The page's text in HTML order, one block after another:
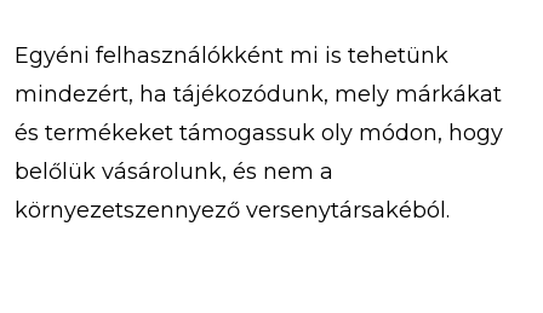
Egyéni felhasználókként mi is tehetünk
mindezért, ha tájékozódunk, mely márkákat
és termékeket támogassuk oly módon, hogy
belőlük vásárolunk, és nem a
környezetszennyező versenytársakéból.